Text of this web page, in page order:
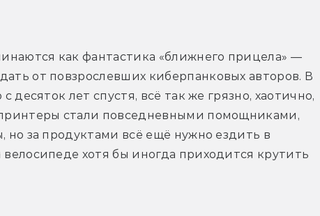
как фантастика «ближнего прицела» —
от повзрослевших киберпанковых авторов. В
десяток лет спустя, всё так же грязно, хаотично,
стали повседневными помощниками,
но за продуктами всё ещё нужно ездить в
хотя бы иногда приходится крутить